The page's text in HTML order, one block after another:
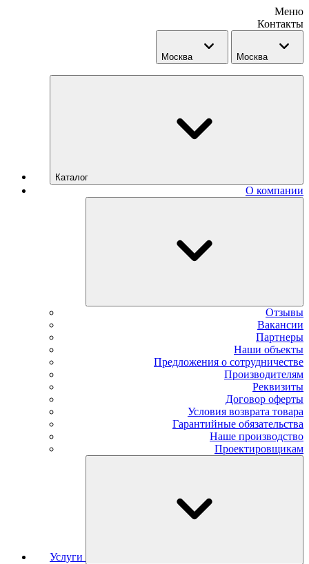
Меню
Контакты
Москва Москва
Каталог
О компании
Отзывы
Вакансии
Партнеры
Наши объекты
Предложения о сотрудничестве
Производителям
Реквизиты
Договор оферты
Условия возврата товара
Гарантийные обязательства
Наше производство
Проектировщикам
Услуги